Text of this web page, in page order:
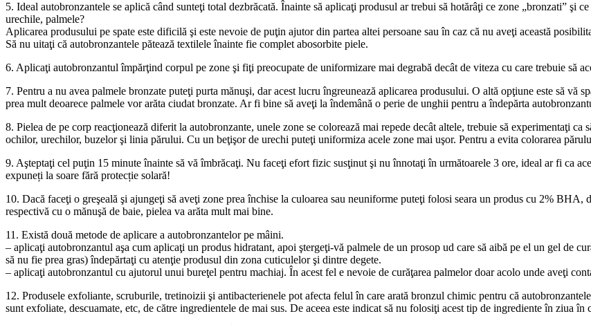
5. Ideal autobronzantele se aplică când sunteţi total dezbrăcată. Înainte să aplicaţi produsul ar trebui să hotărâţi ce zone „bronzati” şi
urechile, palmele?
Aplicarea produsului pe spate este dificilă şi este nevoie de puţin ajutor din partea altei persoane sau în caz că nu aveţi această
Să nu uitaţi că autobronzantele pătează textilele înainte fie complet abosorbite piele.
6. Aplicaţi autobronzantul împărţind corpul pe zone şi fiţi preocupate de uniformizare mai degrabă decât de viteza cu care trebuie să
7. Pentru a nu avea palmele bronzate puteţi purta mănuşi, dar acest lucru îngreunează aplicarea produsului. O altă opţiune este să vă
prea mult deoarece palmele vor arăta ciudat bronzate. Ar fi bine să aveţi la îndemână o perie de unghii pentru a îndepărta
8. Pielea de pe corp reacţionează diferit la autobronzante, unele zone se colorează mai repede decât altele, trebuie să experimentaţi
ochilor, urechilor, buzelor şi linia părului. Cu un beţişor de urechi puteţi uniformiza acele zone mai uşor. Pentru a evita colorarea
9. Aşteptaţi cel puţin 15 minute înainte să vă îmbrăcaţi. Nu faceţi efort fizic susţinut şi nu înnotaţi în următoarele 3 ore, ideal ar fi ca
expuneți la soare fără protecție solară!
10. Dacă faceţi o greşeală şi ajungeţi să aveţi zone prea închise la culoarea sau neuniforme puteţi folosi seara un produs cu 2%
respectivă cu o mănuşă de baie, pielea va arăta mult mai bine.
11. Există două metode de aplicare a autobronzantelor pe mâini.
– aplicaţi autobronzantul aşa cum aplicaţi un produs hidratant, apoi ştergeţi-vă palmele de un prosop ud care să aibă pe el un gel de
să nu fie prea gras) îndepărtaţi cu atenţie produsul din zona cuticulelor şi dintre degete.
– aplicaţi autobronzantul cu ajutorul unui bureţel pentru machiaj. În acest fel e nevoie de curăţarea palmelor doar acolo unde aveţi
12. Produsele exfoliante, scruburile, tretinoizii şi antibacterienele pot afecta felul în care arată bronzul chimic pentru că
sunt exfoliate, descuamate, etc, de către ingredientele de mai sus. De aceea este indicat să nu folosiţi acest tip de ingrediente în ziua